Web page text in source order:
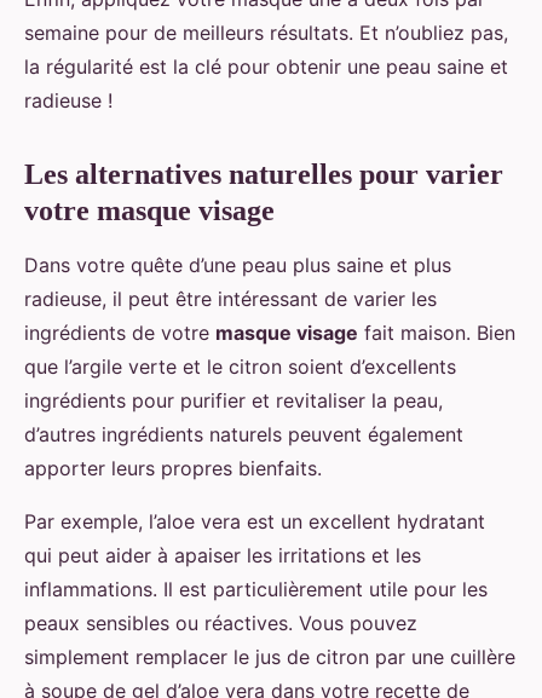
semaine pour de meilleurs résultats. Et n’oubliez pas,
la régularité est la clé pour obtenir une peau saine et
radieuse !
Les alternatives naturelles pour varier
votre masque visage
Dans votre quête d’une peau plus saine et plus
radieuse, il peut être intéressant de varier les
ingrédients de votre masque visage fait maison. Bien
que l’argile verte et le citron soient d’excellents
ingrédients pour purifier et revitaliser la peau,
d’autres ingrédients naturels peuvent également
apporter leurs propres bienfaits.
Par exemple, l’aloe vera est un excellent hydratant
qui peut aider à apaiser les irritations et les
inflammations. Il est particulièrement utile pour les
peaux sensibles ou réactives. Vous pouvez
simplement remplacer le jus de citron par une cuillère
à soupe de gel d’aloe vera dans votre recette de